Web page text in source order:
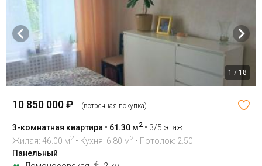
1 / 18
10 850 000 ₽ (встречная покупка)
3-комнатная квартира • 61.30 м2 • 3/5 этаж
Жилая: 46.00 м2 • Кухня: 6.80 м2 • Потолок: 2.50
Панельный